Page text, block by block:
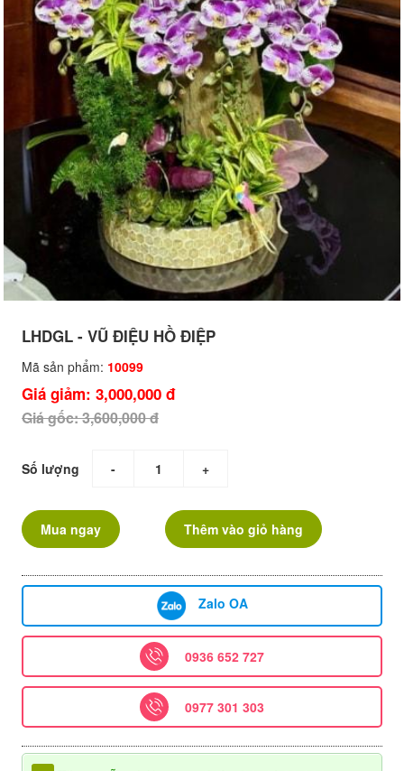
LHDGL - VŨ ĐIỆU HỒ ĐIỆP
Mã sản phẩm: 10099
Giá giảm: 3,000,000 đ
Giá gốc: 3,600,000 đ
Số lượng - +
Mua ngay Thêm vào giỏ hàng
Zalo OA
0936 652 727
0977 301 303